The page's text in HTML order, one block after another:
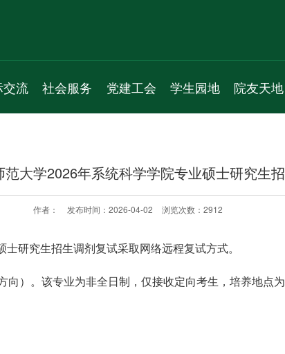
交流
交流
会议
社会服务
通知公告
党建工会
党员之家
教工之家
学生园地
学生风采
实习就业
院友天地
院友名录
院友风采
范大学2026年系统科学学院专业硕士研究生
作者： 发布时间：2026-04-02 浏览次数： 2912
研究生招生调剂复试采取网络远程复试方式。
）。该专业为非全日制，仅接收定向考生，培养地点为